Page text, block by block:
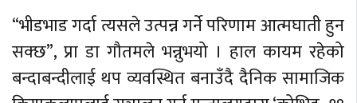
“भीडभाड गर्दा त्यसले उत्पन्न गर्ने परिणाम आत्मघाती हुन
सक्छ”, प्रा डा गौतमले भन्नुभयो । हाल कायम रहेको
बन्दाबन्दीलाई थप व्यवस्थित बनाउँदै दैनिक सामाजिक